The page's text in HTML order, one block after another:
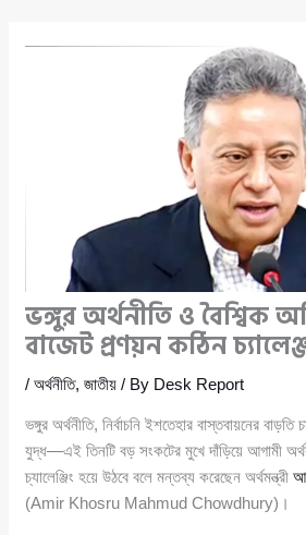
ভঙ্গুর অর্থনীতি ও বৈশ্বিক
বাজেট প্রণয়ন কঠিন
/অর্থনীতি,জাতীয় / By Desk Report
ভঙ্গুর অর্থনীতি, নির্বাচনি ইশতেহার বাস্তবায়নের
যুদ্ধ—এই তিনটি বড় সংকটের মুখে দাঁড়িয়ে আগামী
চ্যালেঞ্জিং হয়ে উঠবে বলে মন্তব্য করেছেন অর্থমন্ত্রী
(Amir Khosru Mahmud Chowdhury)।